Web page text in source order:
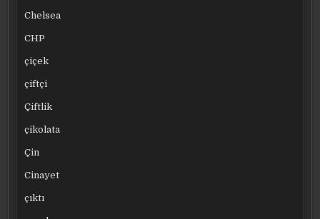
Chelsea
CHP
çiçek
çiftçi
Çiftlik
çikolata
Çin
Cinayet
çıktı